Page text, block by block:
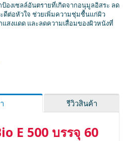
องเซลล์อันตรายที่เกิดจากอนุมูลอิสระ ลด
ดีต่อหัวใจ ช่วยเพิ่มความชุ่มชื้นแก่ผิว
สงแดด และลดความเสื่อมของผิวหนังที่
รีวิวสินค้า
E 500 บรรจุ 60